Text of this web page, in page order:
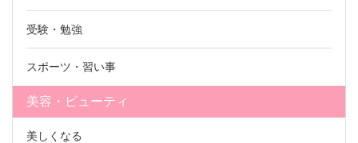
受験・勉強
スポーツ・習い事
美容・ビューティ
美しくなる